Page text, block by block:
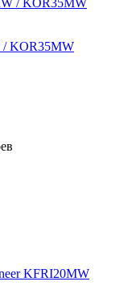
/ KOR35MW